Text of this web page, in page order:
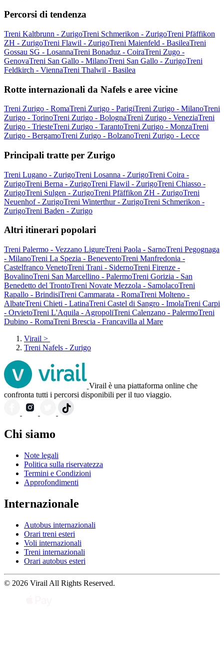
Percorsi di tendenza
Treni Kaltbrunn - ZurigoTreni Schmerikon - ZurigoTreni Pfäffikon
ZH - ZurigoTreni Flawil - ZurigoTreni Maienfeld - BasileaTreni
Gossau SG - LosannaTreni Bonaduz - CoiraTreni Zugo -
GenovaTreni San Gallo - MilanoTreni San Gallo - ZurigoTreni
Feldkirch - ViennaTreni Thalwil - Basilea
Rotte internazionali da Nafels e aree vicine
Treni Zurigo - RomaTreni Zurigo - ParigiTreni Zurigo - MilanoTreni
Zurigo - TorinoTreni Zurigo - BolognaTreni Zurigo - VeneziaTreni
Zurigo - TriesteTreni Zurigo - TarantoTreni Zurigo - MonzaTreni
Zurigo - BergamoTreni Zurigo - BolzanoTreni Zurigo - Lecce
Principali tratte per Zurigo
Treni Lugano - ZurigoTreni Losanna - ZurigoTreni Coira -
ZurigoTreni Berna - ZurigoTreni Flawil - ZurigoTreni Chiasso -
ZurigoTreni Sulgen - ZurigoTreni Pfäffikon ZH - ZurigoTreni
Neuenhof - ZurigoTreni Winterthur - ZurigoTreni Schmerikon -
ZurigoTreni Baden - Zurigo
Altri itinerari popolari
Treni Palermo - Vezzano LigureTreni Paola - SarnoTreni Pegognaga
- MilanoTreni La Spezia - BeneventoTreni Manfredonia -
Castelfranco VenetoTreni Trani - SidernoTreni Firenze -
BovalinoTreni San Marcellino - PalermoTreni Gorizia - San
Benedetto del TrontoTreni Novate Mezzola - SamolacoTreni
Rapallo - BrindisiTreni Cammarata - RomaTreni Molteno -
AlbateTreni Chieti - LatinaTreni Castel di Sangro - ImolaTreni Carpi
- OrvietoTreni L'Aquila - AgropoliTreni Calenzano - PalermoTreni
Dubino - RomaTreni Brescia - Francavilla al Mare
Virail >
Treni Nafels - Zurigo
Virail è una piattaforma online che
confronta tutti i percorsi disponibili per il tuo viaggio.
Chi siamo
Note legali
Politica sulla riservatezza
Termini e Condizioni
Approfondimenti
Internazionale
Autobus internazionali
Orari treni esteri
Voli internazionali
Treni internazionali
Orari autobus esteri
© 2026 Virail All Rights Reserved.